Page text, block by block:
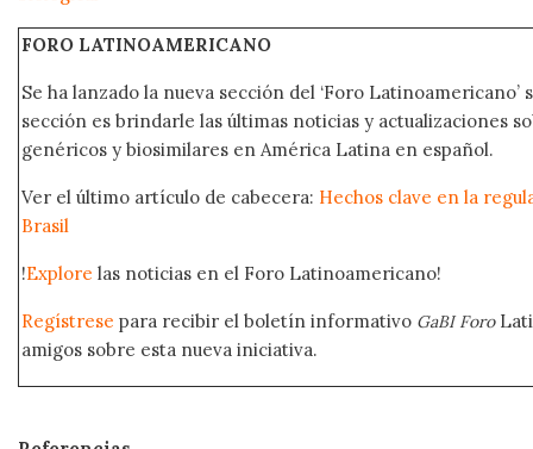
FORO LATINOAMERICANO
Se ha lanzado la nueva sección del ‘Foro
sección es brindarle las últimas noticias y actualizaciones
genéricos y biosimilares en América Latina en español.
Ver el último artículo de cabecera: Hechos clave en la
Brasil
!Explore las noticias en el Foro Latinoamericano!
Regístrese para recibir el boletín informativo GaBI Foro
amigos sobre esta nueva iniciativa.